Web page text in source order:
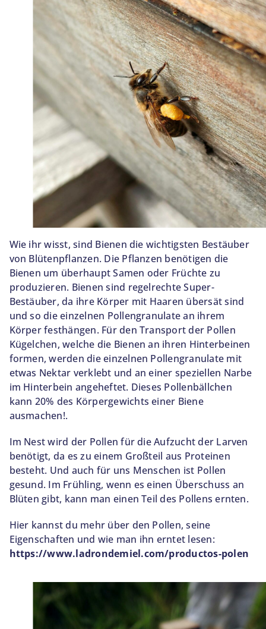
Wie ihr wisst, sind Bienen die wichtigsten Bestäuber
von Blütenpflanzen. Die Pflanzen benötigen die
Bienen um überhaupt Samen oder Früchte zu
produzieren. Bienen sind regelrechte Super-
Bestäuber, da ihre Körper mit Haaren übersät sind
und so die einzelnen Pollengranulate an ihrem
Körper festhängen. Für den Transport der Pollen
Kügelchen, welche die Bienen an ihren Hinterbeinen
formen, werden die einzelnen Pollengranulate mit
etwas Nektar verklebt und an einer speziellen Narbe
im Hinterbein angeheftet. Dieses Pollenbällchen
kann 20% des Körpergewichts einer Biene
ausmachen!.
Im Nest wird der Pollen für die Aufzucht der Larven
benötigt, da es zu einem Großteil aus Proteinen
besteht. Und auch für uns Menschen ist Pollen
gesund. Im Frühling, wenn es einen Überschuss an
Blüten gibt, kann man einen Teil des Pollens ernten.
Hier kannst du mehr über den Pollen, seine
Eigenschaften und wie man ihn erntet lesen:
https://www.ladrondemiel.com/productos-polen